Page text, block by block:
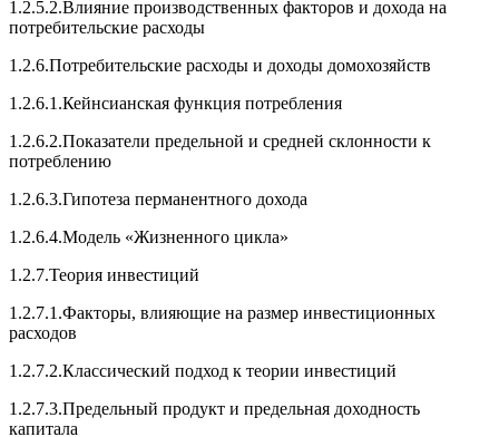
1.2.5.2.Влияние производственных факторов и дохода на
потребительские расходы
1.2.6.Потребительские расходы и доходы домохозяйств
1.2.6.1.Кейнсианская функция потребления
1.2.6.2.Показатели предельной и средней склонности к
потреблению
1.2.6.3.Гипотеза перманентного дохода
1.2.6.4.Модель «Жизненного цикла»
1.2.7.Теория инвестиций
1.2.7.1.Факторы, влияющие на размер инвестиционных
расходов
1.2.7.2.Классический подход к теории инвестиций
1.2.7.3.Предельный продукт и предельная доходность
капитала